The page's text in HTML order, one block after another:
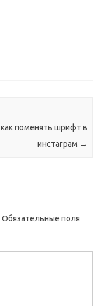
как поменять шрифт в
инстаграм →
Обязательные поля